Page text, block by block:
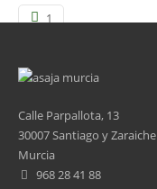
1
4
5
Calle Parpallota, 13
30007 Santiago y Zaraiche
Murcia
968 28 41 88